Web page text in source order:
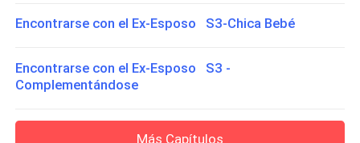
Encontrarse con el Ex-Esposo S3-Chica Bebé
Encontrarse con el Ex-Esposo S3 -
Complementándose
Más Capítulos